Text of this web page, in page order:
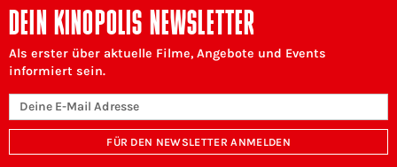
DEIN KINOPOLIS NEWSLETTER
Als erster über aktuelle Filme, Angebote und Events
informiert sein.
FÜR DEN NEWSLETTER ANMELDEN